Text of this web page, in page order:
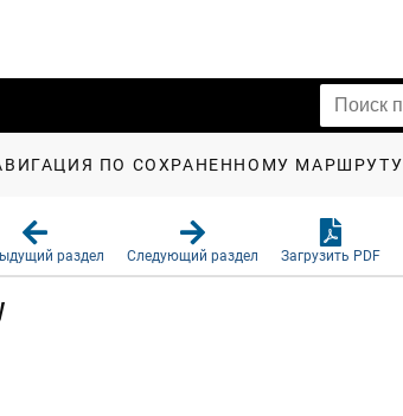
ПО СОХРАНЕННОМУ МАРШРУТУ
раздел Следующий раздел Загрузить PDF